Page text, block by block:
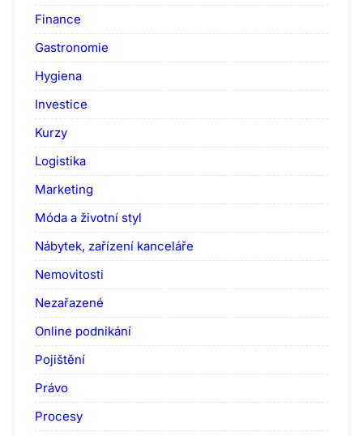
Finance
Gastronomie
Hygiena
Investice
Kurzy
Logistika
Marketing
Móda a životní styl
Nábytek, zařízení kanceláře
Nemovitosti
Nezařazené
Online podnikání
Pojištění
Právo
Procesy